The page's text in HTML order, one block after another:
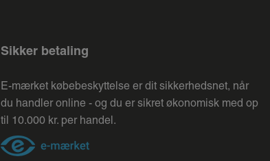
Sikker betaling
E-mærket købebeskyttelse er dit sikkerhedsnet, når
du handler online - og du er sikret økonomisk med op
til 10.000 kr. per handel.